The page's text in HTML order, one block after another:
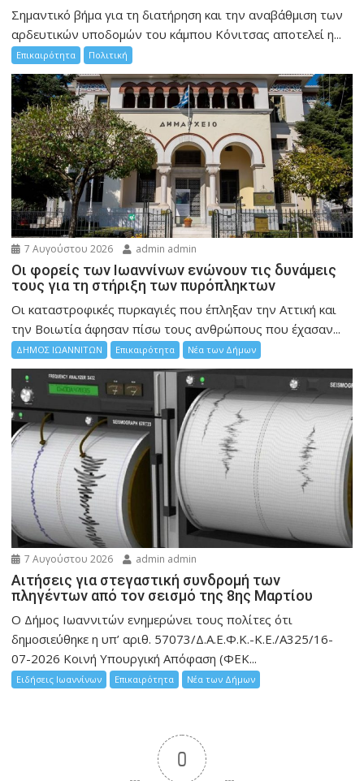
Σημαντικό βήμα για τη διατήρηση και την αναβάθμιση των
αρδευτικών υποδομών του κάμπου Κόνιτσας αποτελεί η...
Επικαιρότητα Πολιτική
7 Αυγούστου 2026 admin admin
Οι φορείς των Ιωαννίνων ενώνουν τις δυνάμεις
τους για τη στήριξη των πυρόπληκτων
Οι καταστροφικές πυρκαγιές που έπληξαν την Αττική και
την Bοιωτία άφησαν πίσω τους ανθρώπους που έχασαν...
ΔΗΜΟΣ ΙΩΑΝΝΙΤΩΝ Επικαιρότητα Νέα των Δήμων
7 Αυγούστου 2026 admin admin
Αιτήσεις για στεγαστική συνδρομή των
πληγέντων από τον σεισμό της 8ης Μαρτίου
Ο Δήμος Ιωαννιτών ενημερώνει τους πολίτες ότι
δημοσιεύθηκε η υπ’ αριθ. 57073/Δ.Α.Ε.Φ.Κ.-Κ.Ε./Α325/16-
07-2026 Κοινή Υπουργική Απόφαση (ΦΕΚ...
Ειδήσεις Ιωαννίνων Επικαιρότητα Νέα των Δήμων
0